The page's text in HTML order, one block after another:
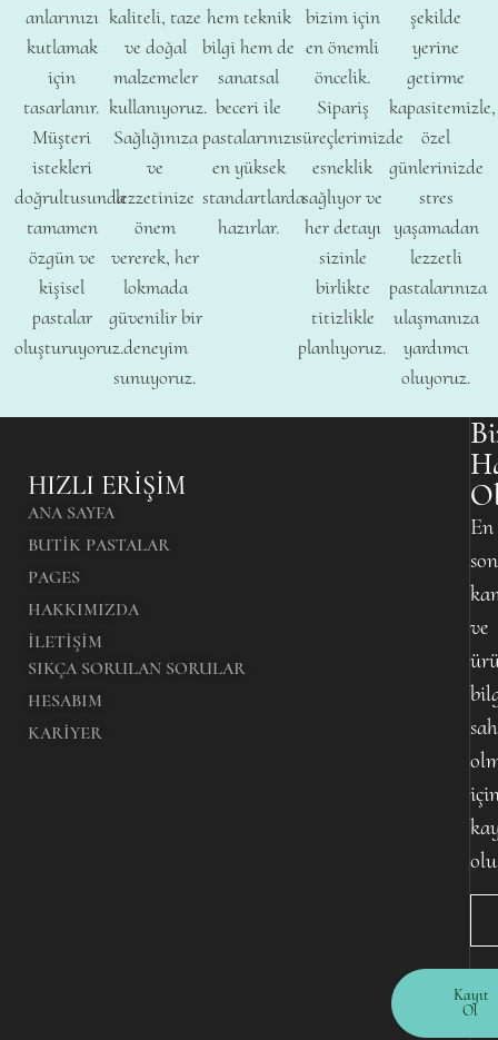
anlarınızı
kutlamak
için
tasarlanır.
Müşteri
istekleri
doğrultusunda
tamamen
özgün ve
kişisel
pastalar
oluşturuyoruz.
kaliteli, taze
ve doğal
malzemeler
kullanıyoruz.
Sağlığınıza
ve
lezzetinize
önem
vererek, her
lokmada
güvenilir bir
deneyim
sunuyoruz.
hem teknik
bilgi hem de
sanatsal
beceri ile
pastalarınızı
en yüksek
standartlarda
hazırlar.
bizim için
en önemli
öncelik.
Sipariş
süreçlerimizde
esneklik
sağlıyor ve
her detayı
sizinle
birlikte
titizlikle
planlıyoruz.
şekilde
yerine
getirme
kapasitemizle,
özel
günlerinizde
stres
yaşamadan
lezzetli
pastalarınıza
ulaşmanıza
yardımcı
oluyoruz.
HIZLI ERIŞIM
ANA SAYFA
BUTIK PASTALAR
PAGES
HAKKIMIZDA
İLETIŞIM
SIKÇA SORULAN SORULAR
HESABIM
KARIYER
En
son
ve
Kayıt
Ol